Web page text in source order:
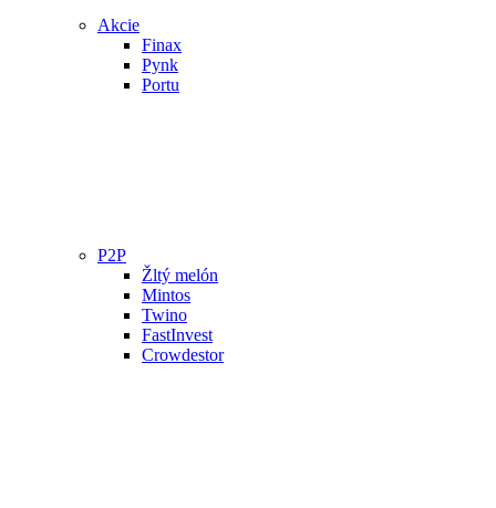
Akcie
Finax
Pynk
Portu
P2P
Žltý melón
Mintos
Twino
FastInvest
Crowdestor